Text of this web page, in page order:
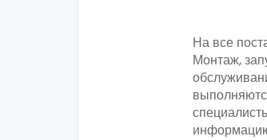
На все
Монтаж,